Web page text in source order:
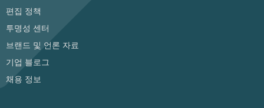
편집 정책
투명성 센터
브랜드 및 언론 자료
기업 블로그
채용 정보